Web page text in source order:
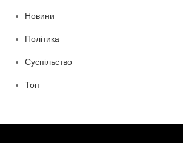
Новини
Політика
Суспільство
Топ